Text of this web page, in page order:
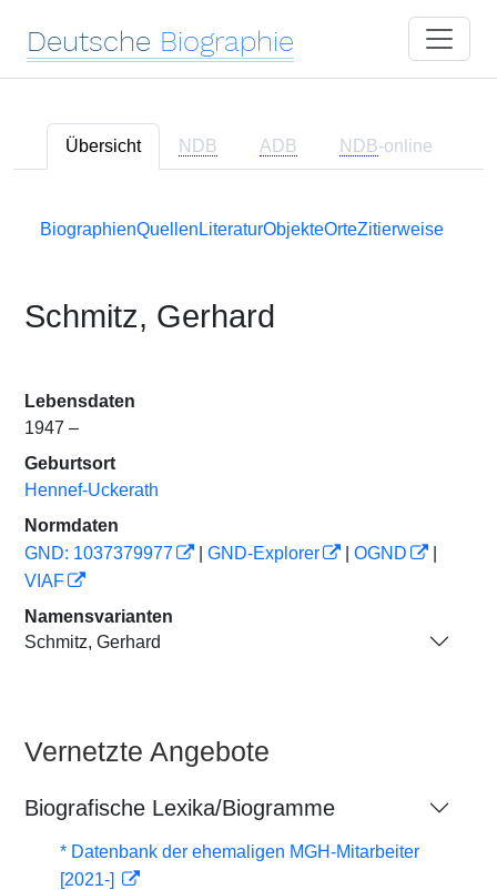
Deutsche Biographie
Übersicht NDB ADB NDB-online
BiographienQuellen LiteraturObjekteOrteZitierweise
Schmitz, Gerhard
Lebensdaten
1947 –
Geburtsort
Hennef-Uckerath
Normdaten
GND: 1037379977
GND-Explorer OGND
VIAF
Namensvarianten
Schmitz, Gerhard
Vernetzte Angebote
Biografische Lexika/Biogramme
* Datenbank der ehemaligen MGH-Mitarbeiter
[2021-]